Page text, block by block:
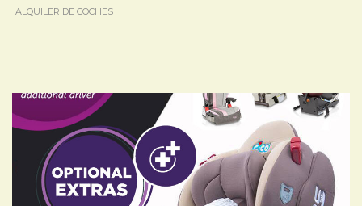
ALQUILER DE COCHES